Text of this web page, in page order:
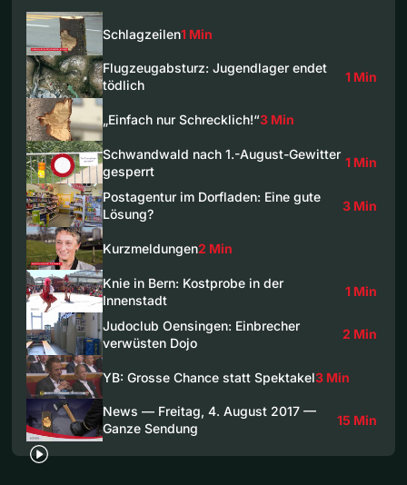
Schlagzeilen1 Min
Flugzeugabsturz: Jugendlager endet
tödlich
1 Min
„Einfach nur Schrecklich!“3 Min
Schwandwald nach 1.-August-Gewitter
gesperrt
1 Min
Postagentur im Dorfladen: Eine gute
Lösung?
3 Min
Kurzmeldungen2 Min
Knie in Bern: Kostprobe in der
Innenstadt
1 Min
Judoclub Oensingen: Einbrecher
verwüsten Dojo
2 Min
YB: Grosse Chance statt Spektakel3 Min
News — Freitag, 4. August 2017 —
Ganze Sendung
15 Min